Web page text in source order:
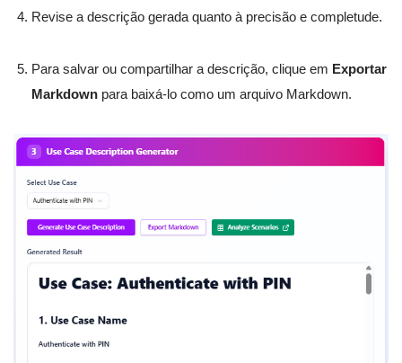
Revise a descrição gerada quanto à precisão e completude.
Para salvar ou compartilhar a descrição, clique em Exportar
Markdown para baixá-lo como um arquivo Markdown.